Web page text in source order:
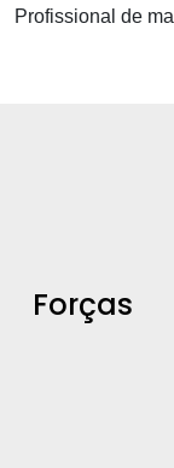
Profissional de
Forças